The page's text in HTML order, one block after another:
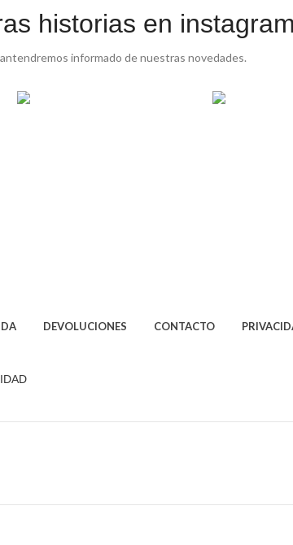
historias en
informado de nuestras novedades.
DEVOLUCIONES CONTACTO